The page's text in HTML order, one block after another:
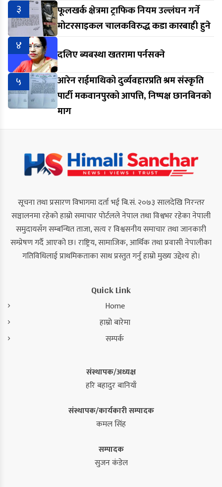
३
फूलखर्क क्षेत्रमा ट्राफिक नियम उल्लंघन गर्ने
मोटरसाइकल चालकविरुद्ध कडा कारबाही हुने
४
दलिए ब्यबस्था खतरामा पर्नसक्ने
५
आरेन राईमाथिको दुर्व्यवहारप्रति श्रम संस्कृति
पार्टी मकवानपुरको आपत्ति, निष्पक्ष छानबिनको
माग
सूचना तथा प्रसारण विभागमा दर्ता भई बि.सं. २०७३ सालदेखि निरन्तर
सञ्चालनमा रहेको हाम्रो समाचार पोर्टलले नेपाल तथा विश्वभर रहेका नेपाली
समुदायसँग सम्बन्धित ताजा, सत्य र विश्वसनीय समाचार तथा जानकारी
सम्प्रेषण गर्दै आएको छ। राष्ट्रिय, सामाजिक, आर्थिक तथा प्रवासी नेपालीका
गतिविधिलाई प्राथमिकताका साथ प्रस्तुत गर्नु हाम्रो मुख्य उद्देश्य हो।
Quick Link
Home
हाम्रो बारेमा
सम्पर्क
संस्थापक/अध्यक्ष
हरि बहादुर बानियाँ
संस्थापक/कार्यकारी सम्पादक
कमल सिंह
सम्पादक
सुजन कंडेल